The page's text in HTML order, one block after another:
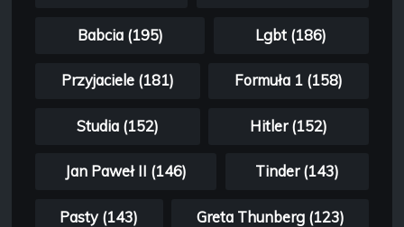
Babcia (195) Lgbt (186)
Przyjaciele (181) Formuła 1 (158)
Studia (152) Hitler (152)
Jan Paweł II (146) Tinder (143)
Pasty (143) Greta Thunberg (123)